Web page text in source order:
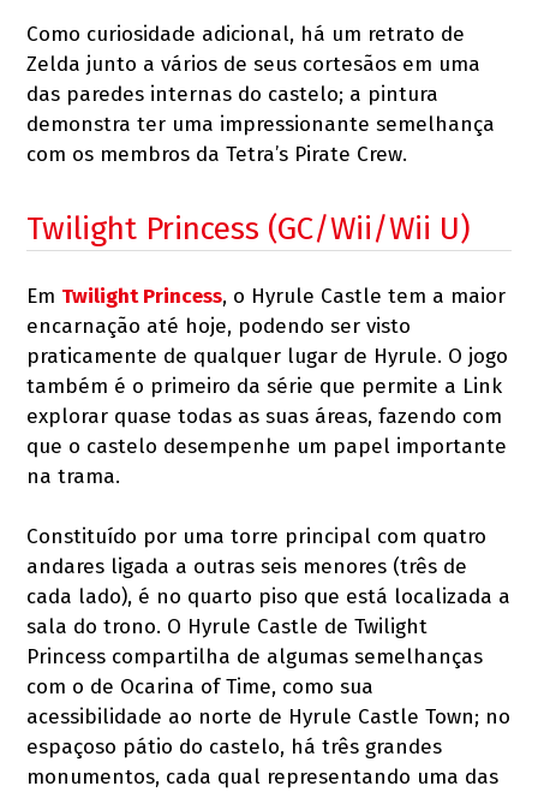
Como curiosidade adicional, há um retrato de
Zelda junto a vários de seus cortesãos em uma
das paredes internas do castelo; a pintura
demonstra ter uma impressionante semelhança
com os membros da Tetra’s Pirate Crew.
Twilight Princess (GC/Wii/Wii U)
Em Twilight Princess, o Hyrule Castle tem a maior
encarnação até hoje, podendo ser visto
praticamente de qualquer lugar de Hyrule. O jogo
também é o primeiro da série que permite a Link
explorar quase todas as suas áreas, fazendo com
que o castelo desempenhe um papel importante
na trama.
Constituído por uma torre principal com quatro
andares ligada a outras seis menores (três de
cada lado), é no quarto piso que está localizada a
sala do trono. O Hyrule Castle de Twilight
Princess compartilha de algumas semelhanças
com o de Ocarina of Time, como sua
acessibilidade ao norte de Hyrule Castle Town; no
espaçoso pátio do castelo, há três grandes
monumentos, cada qual representando uma das